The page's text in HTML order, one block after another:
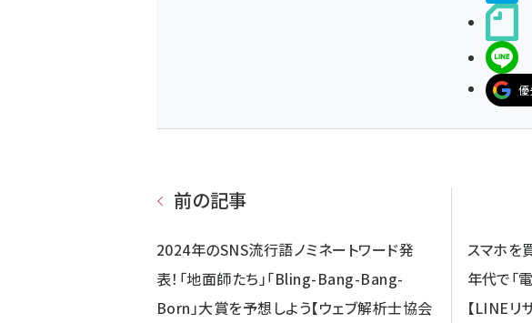
優
前の記事
2024年のSNS流行語ノミネートワード発
表！「地面師たち」「Bling-Bang-Bang-
Born」大賞を予想しよう【ウェブ解析士協会
スマホを
年代で「
【LINEリ